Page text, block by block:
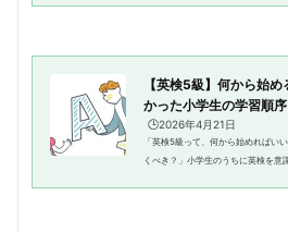
【英検5級】何から始
かった小学生の学習順序
🕒️2026年4月21日
「英検5級って、何から始めればい
くべき？」小学生のうちに英検を意